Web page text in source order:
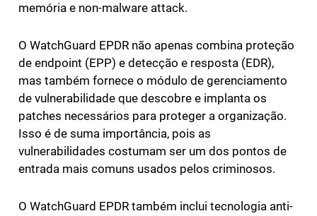
memória e non-malware attack.
O WatchGuard EPDR não apenas combina proteção
de endpoint (EPP) e detecção e resposta (EDR),
mas também fornece o módulo de gerenciamento
de vulnerabilidade que descobre e implanta os
patches necessários para proteger a organização.
Isso é de suma importância, pois as
vulnerabilidades costumam ser um dos pontos de
entrada mais comuns usados pelos criminosos.
O WatchGuard EPDR também inclui tecnologia anti-